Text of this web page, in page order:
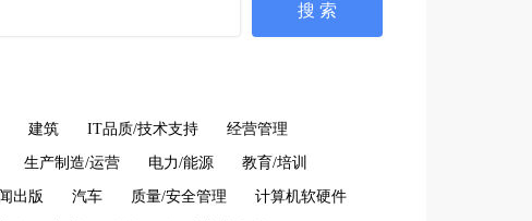
搜 索
建筑 IT品质/技术支持 经营管理
生产制造/运营 电力/能源 教育/培训
出版 汽车 质量/安全管理 计算机软硬件